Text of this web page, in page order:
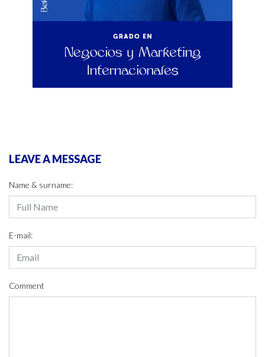
LEAVE A MESSAGE
Name & surname:
E-mail:
Comment